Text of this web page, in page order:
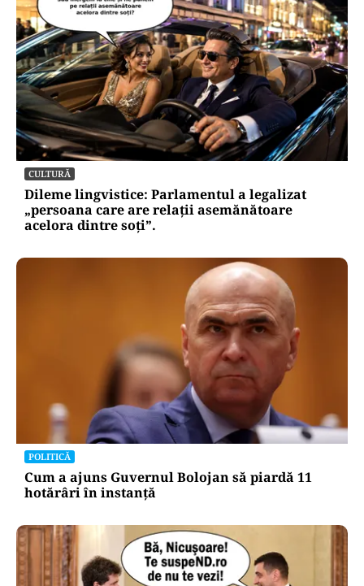
CULTURĂ
Dileme lingvistice: Parlamentul a legalizat
„persoana care are relații asemănătoare
acelora dintre soți”.
POLITICĂ
Cum a ajuns Guvernul Bolojan să piardă 11
hotărâri în instanță